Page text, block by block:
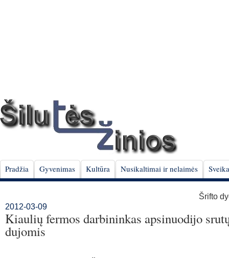
Pradžia Gyvenimas Kultūra Nusikaltimai ir nelaimės
Šrifto
2012-03-09
Kiaulių fermos darbininkas apsinuodijo
dujomis